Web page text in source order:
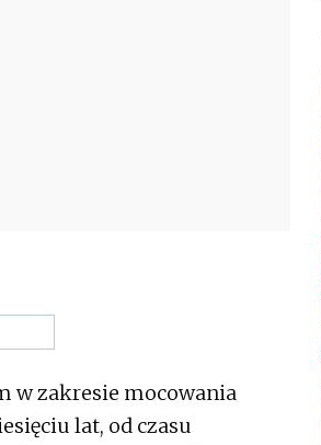
w zakresie mocowania
lat, od czasu